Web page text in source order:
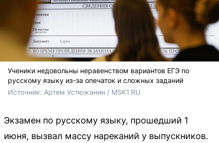
Ученики недовольны неравенством вариантов ЕГЭ по
русскому языку из-за опечаток и сложных заданий
Источник: Артем Устюжанин / MSK1.RU
Экзамен по русскому языку, прошедший 1
июня, вызвал массу нареканий у выпускников.